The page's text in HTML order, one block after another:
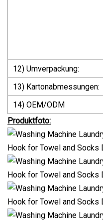
12) Umverpackung:
13) Kartonabmessungen:
14) OEM/ODM
Produktfoto: